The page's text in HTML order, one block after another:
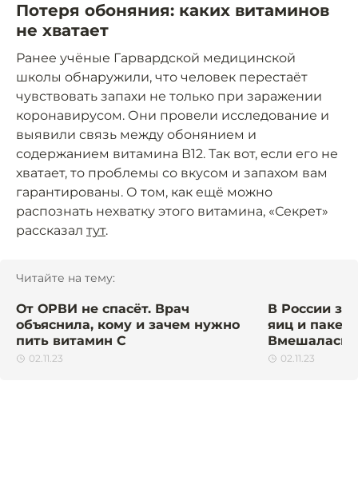
Потеря обоняния: каких витаминов
не хватает
Ранее учёные Гарвардской медицинской
школы обнаружили, что человек перестаёт
чувствовать запахи не только при заражении
коронавирусом. Они провели исследование и
выявили связь между обонянием и
содержанием витамина В12. Так вот, если его не
хватает, то проблемы со вкусом и запахом вам
гарантированы. О том, как ещё можно
распознать нехватку этого витамина, «Секрет»
рассказал тут.
Читайте на тему:
От ОРВИ не спасёт. Врач
объяснила, кому и зачем нужно
пить витамин C
02.11.23
В России
яиц и
Вмешалась
02.11.23